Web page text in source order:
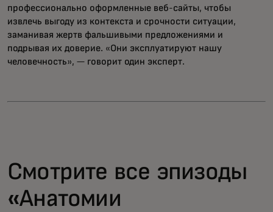
профессионально оформленные веб-сайты, чтобы
извлечь выгоду из контекста и срочности ситуации,
заманивая жертв фальшивыми предложениями и
подрывая их доверие. «Они эксплуатируют нашу
человечность», — говорит один эксперт.
Смотрите все эпизоды
«Анатомии